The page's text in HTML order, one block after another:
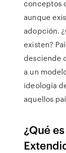
conceptos
aunque
adopción.
existen?
desciende
a un
ideología
aquellos
¿Qué